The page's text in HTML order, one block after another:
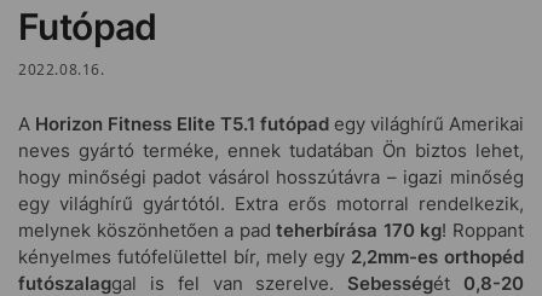
Futópad
2022.08.16.
A Horizon Fitness Elite T5.1 futópad egy világhírű Amerikai
neves gyártó terméke, ennek tudatában Ön biztos lehet,
hogy minőségi padot vásárol hosszútávra – igazi minőség
egy világhírű gyártótól. Extra erős motorral rendelkezik,
melynek köszönhetően a padteherbírása 170 kg! Roppant
kényelmes futófelülettel bír, mely egy 2,2mm-es orthopéd
futószalaggal is fel van szerelve. Sebességét 0,8-20